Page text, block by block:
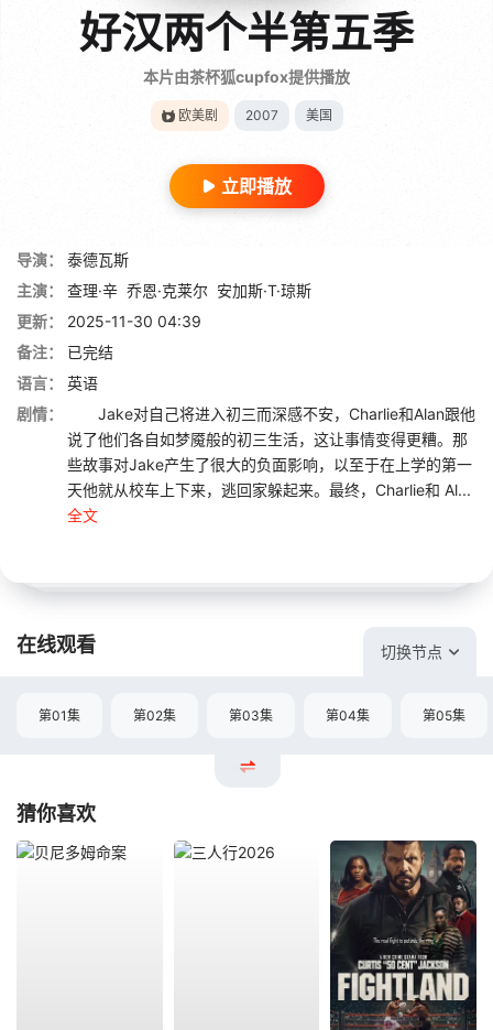
好汉两个半第五季
本片由茶杯狐cupfox提供播放
欧美剧 2007 美国
立即播放
导演：
泰德瓦斯
主演：
查理·辛 乔恩·克莱尔 安加斯·T·琼斯
更新：
2025-11-30 04:39
备注：
已完结
语言：
英语
剧情：
Jake对自己将进入初三而深感不安，Charlie和Alan跟他
说了他们各自如梦魇般的初三生活，这让事情变得更糟。那
些故事对Jake产生了很大的负面影响，以至于在上学的第一
天他就从校车上下来，逃回家躲起来。最终，Charlie和 Al...
全文
在线观看 切换节点
第01集 第02集 第03集 第04集 第05集
猜你喜欢